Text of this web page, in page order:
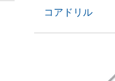
コアドリル